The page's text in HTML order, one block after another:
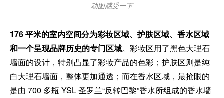
动图感受一下
176 平米的室内空间分为彩妆区域、护肤区域、香水区域
和一个呈现品牌历史的专门区域。彩妆区用了黑色大理石
墙面的设计，特别凸显了彩妆产品的色彩；护肤区则是纯
白大理石墙面，整体更加通透；而在香水区域，最抢眼的
是由 700 多瓶 YSL 圣罗兰“反转巴黎”香水所组成的香水墙